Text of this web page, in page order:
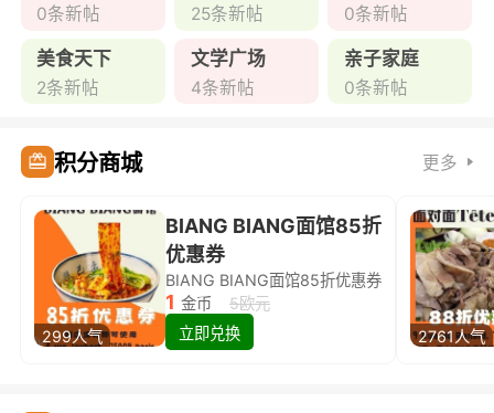
0条新帖 25条新帖 0条新帖
美食天下
2条新帖
文学广场
4条新帖
亲子家庭
0条新帖
积分商城 更多
299人气
BIANG BIANG面馆85折
优惠券
BIANG BIANG面馆85折优惠券
1 金币
5欧元
立即兑换
2761人气